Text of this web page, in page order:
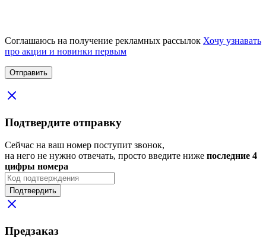
Соглашаюсь на получение рекламных рассылок Хочу узнавать
про акции и новинки первым
Подтвердите отправку
Сейчас на ваш номер поступит звонок,
на него не нужно отвечать, просто введите ниже последние 4
цифры номера
Подтвердить
Предзаказ